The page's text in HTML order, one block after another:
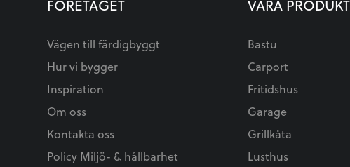
FÖRETAGET
Vägen till färdigbyggt
Hur vi bygger
Inspiration
Om oss
Kontakta oss
Policy Miljö- & hållbarhet
VÅRA
Bastu
Carport
Fritidshus
Garage
Grillkåta
Lusthus